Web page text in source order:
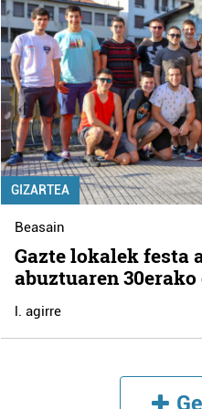
GIZARTEA
Beasain
Gazte lokalek festa
abuztuaren 30erako
l. agirre